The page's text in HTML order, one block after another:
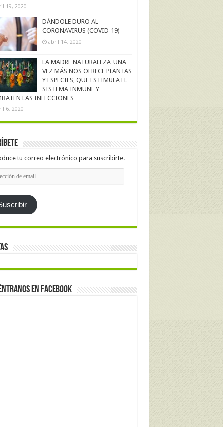
19, 2020
DÁNDOLE DURO AL
CORONAVIRUS (COVID-19)
abril 14, 2020
LA MADRE NATURALEZA, UNA
VEZ MÁS NOS OFRECE PLANTAS
Y ESPECIES, QUE ESTIMULA EL
SISTEMA INMUNE Y
LAS INFECCIONES
6, 2020
tu correo electrónico para suscribirte.
en Facebook